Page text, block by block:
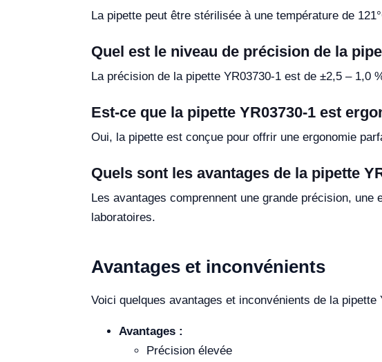
La pipette peut être stérilisée à une température de
Quel est le niveau de précision de la
La précision de la pipette YR03730-1 est de ±2,5 –
Est-ce que la pipette YR03730-1 est
Oui, la pipette est conçue pour offrir une ergonomie
Quels sont les avantages de la pipette
Les avantages comprennent une grande précision,
laboratoires.
Avantages et inconvénients
Voici quelques avantages et inconvénients de la pipette
Avantages :
Précision élevée